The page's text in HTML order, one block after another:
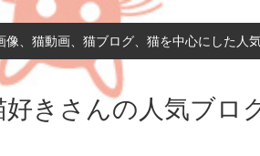
像、猫動画、猫ブログ、猫を中心にした人
好きさんの人気ブロ